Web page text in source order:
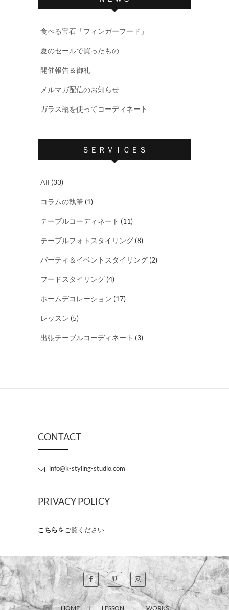
食べる宝石「フィンガーフード」
夏のセールで買ったもの
開催報告＆御礼
メルマガ配信のお知らせ
ガラス瓶を使ってコーディネート
ＳＥＲＶＩＣＥＳ
All (33)
コラムの執筆 (1)
テーブルコーディネート (11)
テーブルフォトスタイリング (8)
パーティ＆イベントスタイリング (2)
フードスタイリング (4)
ホームデコレーション (17)
レッスン (5)
出張テーブルコーディネート (3)
CONTACT
info@k-styling-studio.com
PRIVACY POLICY
こちらをご覧ください
HOME LESSON WORKS